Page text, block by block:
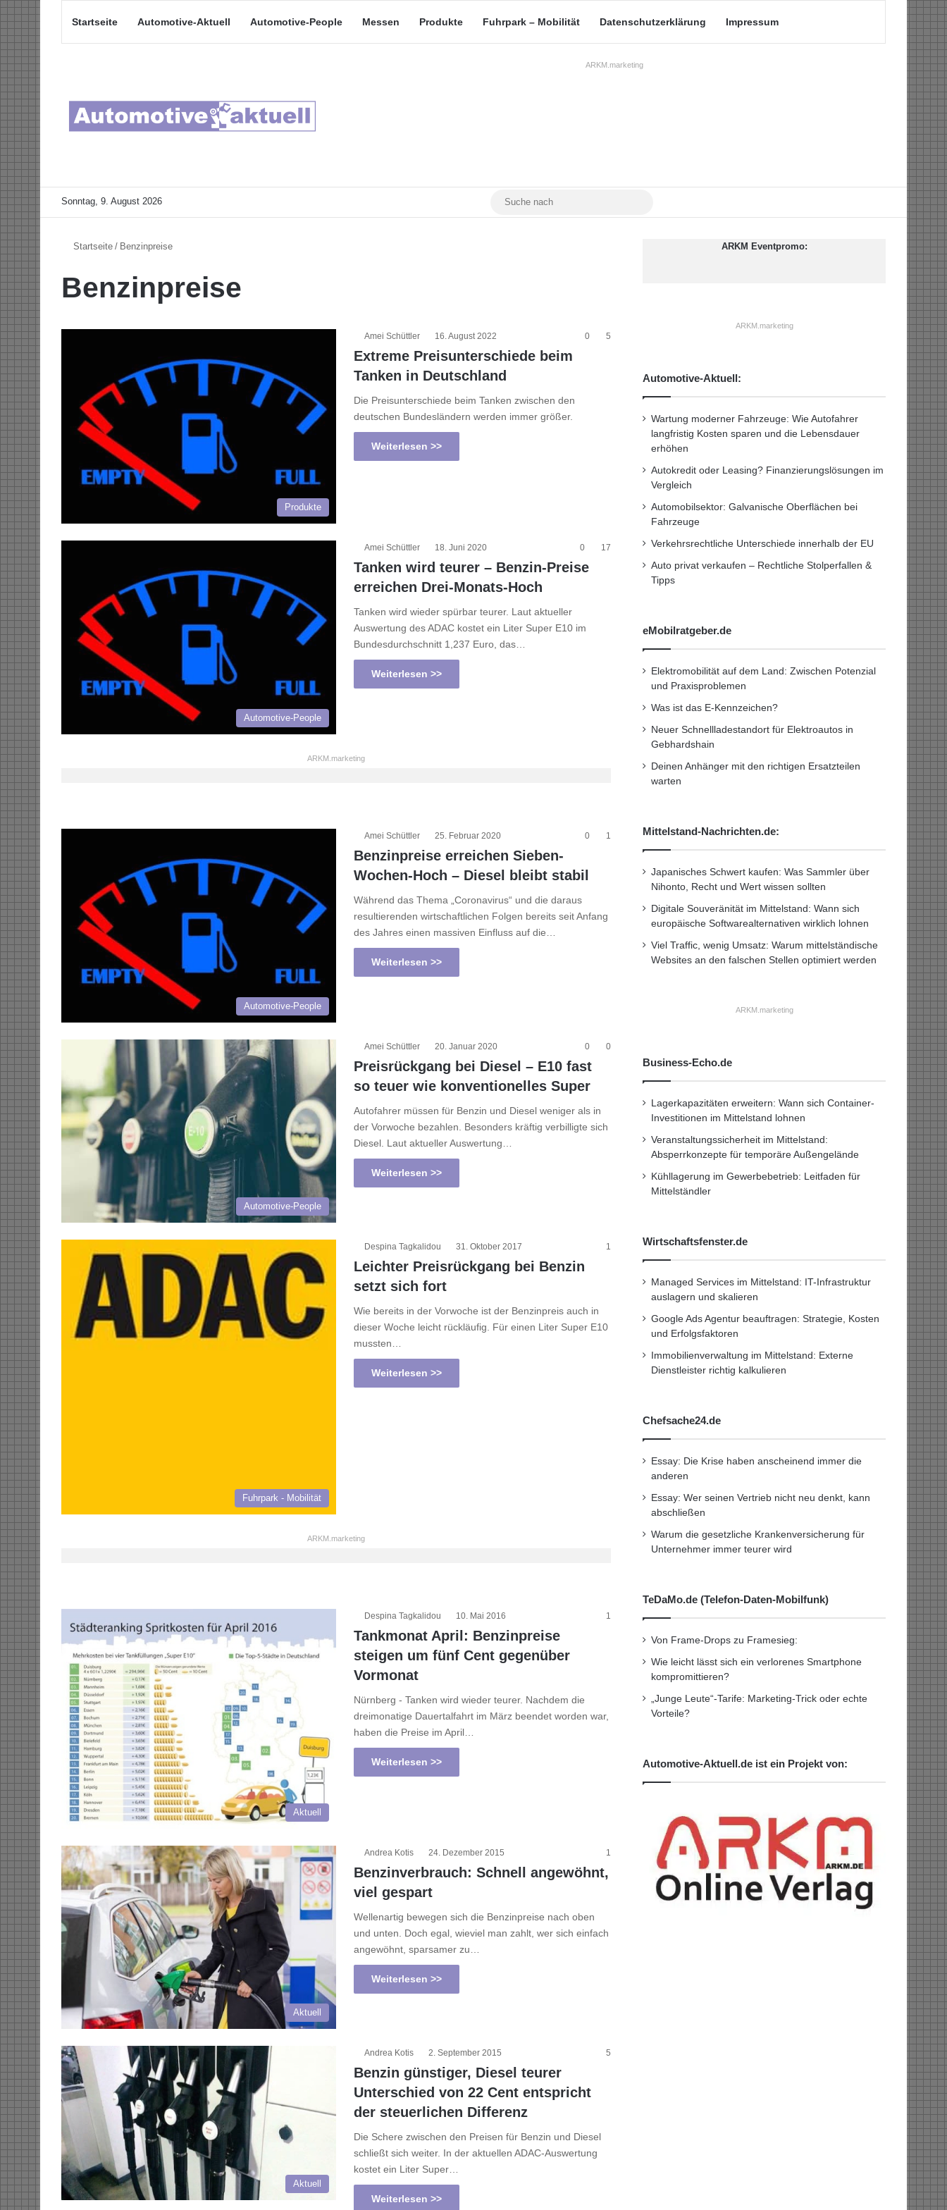
Startseite Automotive-Aktuell Automotive-People Messen Produkte Fuhrpark – Mobilität Datenschutzerklärung Impressum
ARKM.marketing
Sonntag, 9. August 2026 YouTubeMastodon
Startseite / Benzinpreise
Benzinpreise
Produkte
Amei Schüttler 16. August 2022 0 5
Extreme Preisunterschiede beim
Tanken in Deutschland
Die Preisunterschiede beim Tanken zwischen den
deutschen Bundesländern werden immer größer.
Weiterlesen >>
Automotive-People
Amei Schüttler 18. Juni 2020 0 17
Tanken wird teurer – Benzin-Preise
erreichen Drei-Monats-Hoch
Tanken wird wieder spürbar teurer. Laut aktueller
Auswertung des ADAC kostet ein Liter Super E10 im
Bundesdurchschnitt 1,237 Euro, das…
Weiterlesen >>
ARKM.marketing
Automotive-People
Amei Schüttler 25. Februar 2020 0 1
Benzinpreise erreichen Sieben-
Wochen-Hoch – Diesel bleibt stabil
Während das Thema „Coronavirus“ und die daraus
resultierenden wirtschaftlichen Folgen bereits seit Anfang
des Jahres einen massiven Einfluss auf die…
Weiterlesen >>
Automotive-People
Amei Schüttler 20. Januar 2020 0 0
Preisrückgang bei Diesel – E10 fast
so teuer wie konventionelles Super
Autofahrer müssen für Benzin und Diesel weniger als in
der Vorwoche bezahlen. Besonders kräftig verbilligte sich
Diesel. Laut aktueller Auswertung…
Weiterlesen >>
Fuhrpark - Mobilität
Despina Tagkalidou 31. Oktober 2017 1
Leichter Preisrückgang bei Benzin
setzt sich fort
Wie bereits in der Vorwoche ist der Benzinpreis auch in
dieser Woche leicht rückläufig. Für einen Liter Super E10
mussten…
Weiterlesen >>
ARKM.marketing
Aktuell
Despina Tagkalidou 10. Mai 2016 1
Tankmonat April: Benzinpreise
steigen um fünf Cent gegenüber
Vormonat
Nürnberg - Tanken wird wieder teurer. Nachdem die
dreimonatige Dauertalfahrt im März beendet worden war,
haben die Preise im April…
Weiterlesen >>
Aktuell
Andrea Kotis 24. Dezember 2015 1
Benzinverbrauch: Schnell angewöhnt,
viel gespart
Wellenartig bewegen sich die Benzinpreise nach oben
und unten. Doch egal, wieviel man zahlt, wer sich einfach
angewöhnt, sparsamer zu…
Weiterlesen >>
Aktuell
Andrea Kotis 2. September 2015 5
Benzin günstiger, Diesel teurer
Unterschied von 22 Cent entspricht
der steuerlichen Differenz
Die Schere zwischen den Preisen für Benzin und Diesel
schließt sich weiter. In der aktuellen ADAC-Auswertung
kostet ein Liter Super…
Weiterlesen >>
ARKM Eventpromo:
ARKM.marketing
Automotive-Aktuell:
Wartung moderner Fahrzeuge: Wie Autofahrer
langfristig Kosten sparen und die Lebensdauer
erhöhen
Autokredit oder Leasing? Finanzierungslösungen im
Vergleich
Automobilsektor: Galvanische Oberflächen bei
Fahrzeuge
Verkehrsrechtliche Unterschiede innerhalb der EU
Auto privat verkaufen – Rechtliche Stolperfallen &
Tipps
eMobilratgeber.de
Elektromobilität auf dem Land: Zwischen Potenzial
und Praxisproblemen
Was ist das E-Kennzeichen?
Neuer Schnellladestandort für Elektroautos in
Gebhardshain
Deinen Anhänger mit den richtigen Ersatzteilen
warten
Mittelstand-Nachrichten.de:
Japanisches Schwert kaufen: Was Sammler über
Nihonto, Recht und Wert wissen sollten
Digitale Souveränität im Mittelstand: Wann sich
europäische Softwarealternativen wirklich lohnen
Viel Traffic, wenig Umsatz: Warum mittelständische
Websites an den falschen Stellen optimiert werden
ARKM.marketing
Business-Echo.de
Lagerkapazitäten erweitern: Wann sich Container-
Investitionen im Mittelstand lohnen
Veranstaltungssicherheit im Mittelstand:
Absperrkonzepte für temporäre Außengelände
Kühllagerung im Gewerbebetrieb: Leitfaden für
Mittelständler
Wirtschaftsfenster.de
Managed Services im Mittelstand: IT-Infrastruktur
auslagern und skalieren
Google Ads Agentur beauftragen: Strategie, Kosten
und Erfolgsfaktoren
Immobilienverwaltung im Mittelstand: Externe
Dienstleister richtig kalkulieren
Chefsache24.de
Essay: Die Krise haben anscheinend immer die
anderen
Essay: Wer seinen Vertrieb nicht neu denkt, kann
abschließen
Warum die gesetzliche Krankenversicherung für
Unternehmer immer teurer wird
TeDaMo.de (Telefon-Daten-Mobilfunk)
Von Frame-Drops zu Framesieg:
Wie leicht lässt sich ein verlorenes Smartphone
kompromittieren?
„Junge Leute“-Tarife: Marketing-Trick oder echte
Vorteile?
Automotive-Aktuell.de ist ein Projekt von: